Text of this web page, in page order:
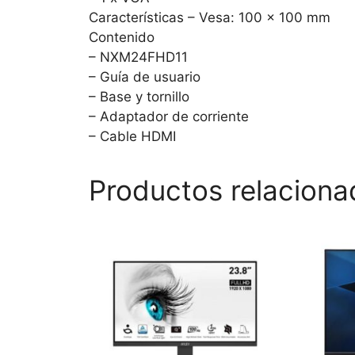
Características – Vesa: 100 x 100 mm
Contenido
– NXM24FHD11
– Guía de usuario
– Base y tornillo
– Adaptador de corriente
– Cable HDMI
Productos